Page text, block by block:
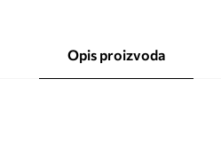
Opis proizvoda